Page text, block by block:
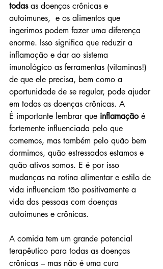
todas as doenças crônicas e
autoimunes,  e os alimentos que
ingerimos podem fazer uma diferença
enorme. Isso significa que reduzir a
inflamação e dar ao sistema
imunológico as ferramentas (vitaminas!)
de que ele precisa, bem como a
oportunidade de se regular, pode ajudar
em todas as doenças crônicas. A
É importante lembrar que inflamação é
fortemente influenciada pelo que
comemos, mas também pelo quão bem
dormimos, quão estressados ​​estamos e
quão ativos somos. E é por isso
mudanças na rotina alimentar e estilo de
vida influenciam tão positivamente a
vida das pessoas com doenças
autoimunes e crônicas.
A comida tem um grande potencial
terapêutico para todas as doenças
crônicas – mas não é uma cura